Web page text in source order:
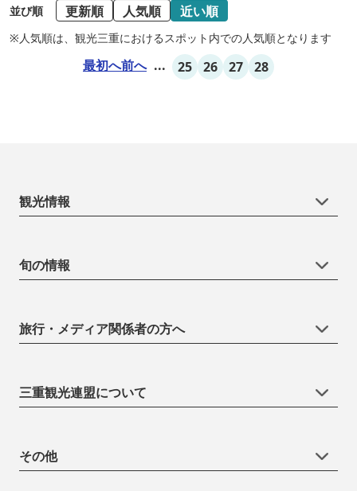
並び順 更新順 人気順 近い順
※人気順は、観光三重におけるスポット内での人気順となります
最初へ前へ ... 25 26 27 28
観光情報
旬の情報
旅行・メディア関係者の方へ
三重観光連盟について
その他